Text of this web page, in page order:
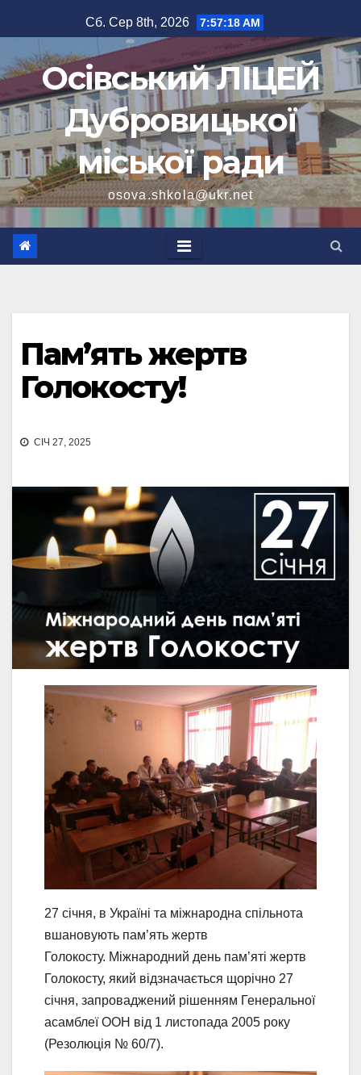
до
вмісту
Сб. Сер 8th, 2026 7:57:19 AM
Осівський ЛІЦЕЙ
Дубровицької
міської ради
osova.shkola@ukr.net
Пам’ять жертв
Голокосту!
СІЧ 27, 2025
27 січня, в Україні та міжнародна спільнота
вшановують пам’ять жертв
Голокосту. Міжнародний день пам’яті жертв
Голокосту, який відзначається щорічно 27
січня, запроваджений рішенням Генеральної
асамблеї ООН від 1 листопада 2005 року
(Резолюція № 60/7).